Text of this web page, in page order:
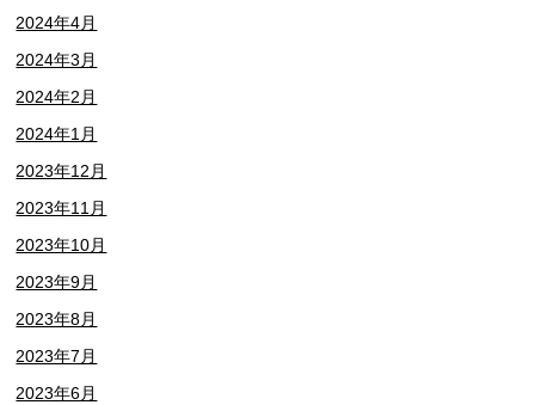
2024年4月
2024年3月
2024年2月
2024年1月
2023年12月
2023年11月
2023年10月
2023年9月
2023年8月
2023年7月
2023年6月